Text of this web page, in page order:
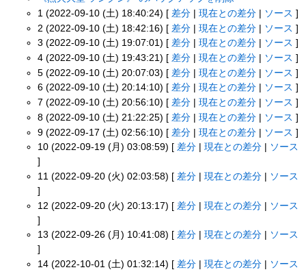
1 (2022-09-10 (土) 18:40:24) [ 差分 |現在との差分 ソース ]
2 (2022-09-10 (土) 18:42:16) [ 差分 |現在との差分 ソース ]
3 (2022-09-10 (土) 19:07:01) [ 差分 |現在との差分 ソース ]
4 (2022-09-10 (土) 19:43:21) [ 差分 |現在との差分 ソース ]
5 (2022-09-10 (土) 20:07:03) [ 差分 |現在との差分 ソース ]
6 (2022-09-10 (土) 20:14:10) [ 差分 |現在との差分 ソース ]
7 (2022-09-10 (土) 20:56:10) [ 差分 |現在との差分 ソース ]
8 (2022-09-10 (土) 21:22:25) [ 差分 |現在との差分 ソース ]
9 (2022-09-17 (土) 02:56:10) [ 差分 |現在との差分 | ソース ]
10 (2022-09-19 (月) 03:08:59) [ 差分 |現在との差分
ソース
]
11 (2022-09-20 (火) 02:03:58) [ 差分 |現在との差分
ソース
]
12 (2022-09-20 (火) 20:13:17) [ 差分 |現在との差分 | ソース
]
13 (2022-09-26 (月) 10:41:08) [ 差分 |現在との差分
ソース
]
14 (2022-10-01 (土) 01:32:14) [ 差分 |現在との差分
ソース